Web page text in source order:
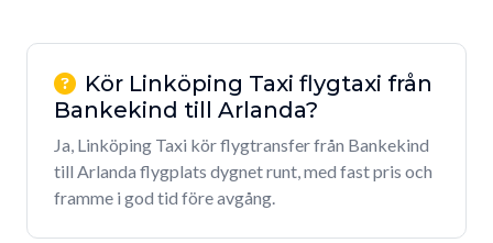
Kör Linköping Taxi flygtaxi från
Bankekind till Arlanda?
Ja, Linköping Taxi kör flygtransfer från Bankekind
till Arlanda flygplats dygnet runt, med fast pris och
framme i god tid före avgång.